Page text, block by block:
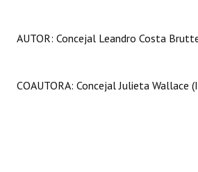
AUTOR: Concejal Leandro Costa
COAUTORA: Concejal Julieta Wallace